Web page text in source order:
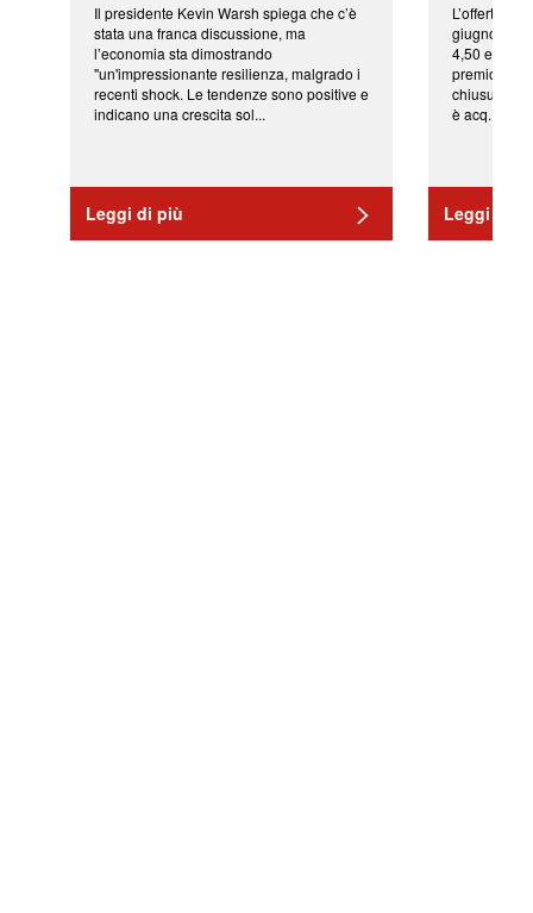
Il presidente Kevin Warsh spiega che c’è
stata una franca discussione, ma
l’economia sta dimostrando
"un'impressionante resilienza, malgrado i
recenti shock. Le tendenze sono positive e
indicano una crescita sol...
Leggi di più
L’offerta
giugno da
4,50 euro
premio di
chiusura
è acq...
Leggi di